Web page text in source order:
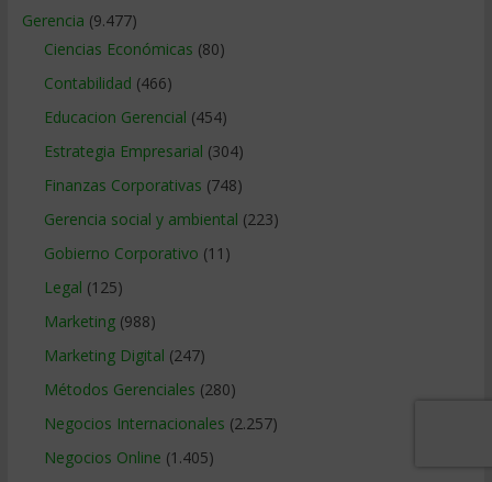
Gerencia (9.477)
Ciencias Económicas (80)
Contabilidad (466)
Educacion Gerencial (454)
Estrategia Empresarial (304)
Finanzas Corporativas (748)
Gerencia social y ambiental (223)
Gobierno Corporativo (11)
Legal (125)
Marketing(988)
Marketing Digital (247)
Métodos Gerenciales (280)
Negocios Internacionales (2.257)
Negocios Online (1.405)